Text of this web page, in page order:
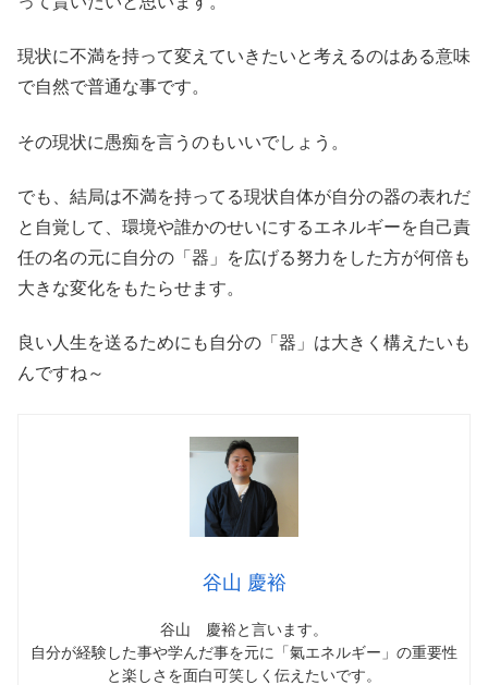
現状に不満を持って変えていきたいと考えるのはある意味
で自然で普通な事です。
その現状に愚痴を言うのもいいでしょう。
でも、結局は不満を持ってる現状自体が自分の器の表れだ
と自覚して、環境や誰かのせいにするエネルギーを自己責
任の名の元に自分の「器」を広げる努力をした方が何倍も
大きな変化をもたらせます。
良い人生を送るためにも自分の「器」は大きく構えたいも
んですね～
谷山 慶裕
谷山 慶裕と言います。
自分が経験した事や学んだ事を元に「氣エネルギー」の重要性
と楽しさを面白可笑しく伝えたいです。